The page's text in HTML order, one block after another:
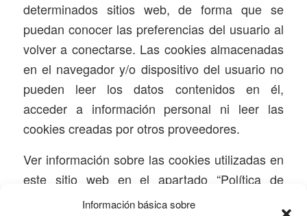
Información básica sobre
determinados sitios web, de forma que se
puedan conocer las preferencias del usuario al
volver a conectarse. Las cookies almacenadas
en el navegador y/o dispositivo del usuario no
pueden leer los datos contenidos en él,
acceder a información personal ni leer las
cookies creadas por otros proveedores.
Ver información sobre las cookies utilizadas en
este sitio web en el apartado “Política de